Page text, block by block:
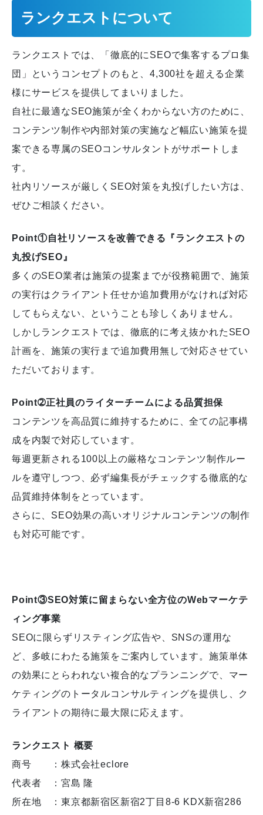
ランクエストについて
ランクエストでは、「徹底的にSEOで集客するプロ集
団」というコンセプトのもと、4,300社を超える企業
様にサービスを提供してまいりました。
自社に最適なSEO施策が全くわからない方のために、
コンテンツ制作や内部対策の実施など幅広い施策を提
案できる専属のSEOコンサルタントがサポートしま
す。
社内リソースが厳しくSEO対策を丸投げしたい方は、
ぜひご相談ください。
Point①自社リソースを改善できる『ランクエストの
丸投げSEO』
多くのSEO業者は施策の提案までが役務範囲で、施策
の実行はクライアント任せか追加費用がなければ対応
してもらえない、ということも珍しくありません。
しかしランクエストでは、徹底的に考え抜かれたSEO
計画を、施策の実行まで追加費用無しで対応させてい
ただいております。
Point➁正社員のライターチームによる品質担保
コンテンツを高品質に維持するために、全ての記事構
成を内製で対応しています。
毎週更新される100以上の厳格なコンテンツ制作ルー
ルを遵守しつつ、必ず編集長がチェックする徹底的な
品質維持体制をとっています。
さらに、SEO効果の高いオリジナルコンテンツの制作
も対応可能です。
Point③SEO対策に留まらない全方位のWebマーケテ
ィング事業
SEOに限らずリスティング広告や、SNSの運用な
ど、多岐にわたる施策をご案内しています。施策単体
の効果にとらわれない複合的なプランニングで、マー
ケティングのトータルコンサルティングを提供し、ク
ライアントの期待に最大限に応えます。
ランクエスト 概要
商号 ：株式会社eclore
代表者 ：宮島 隆
所在地 ：東京都新宿区新宿2丁目8-6 KDX新宿286